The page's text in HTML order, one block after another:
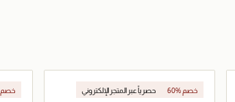
60% خصم حصرياً عبر المتجر الإلكتروني 60% خصم